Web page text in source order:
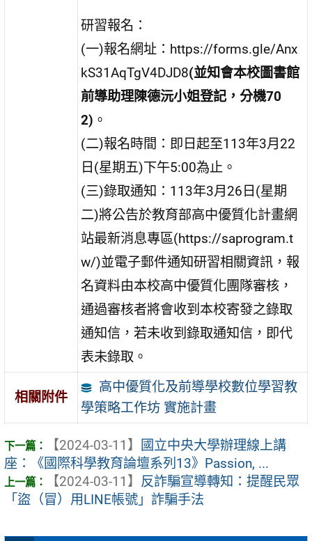
研習報名：
(一)報名網址：https://forms.gle/Anx
kS31AqTgV4DJD8(並知會本校圖書館
前導助理陳德沅小姐登記，分機70
2) 。
(二)報名時間：即日起至113年3月22
日(星期五)下午5:00為止。
(三)錄取通知：113年3月26日(星期
二)將公告於教育部高中優質化計畫網
站最新消息專區(https://saprogram.t
w/)並電子郵件通知研習相關資訊，報
名資料由本校高中優質化團隊審核，
通過審核者將會收到本校寄發之錄取
通知信，若未收到錄取通知信，即代
表未錄取。
相關附件
高中優質化及前導學校數位學習教
學策略工作坊 實施計畫
【2024-03-11】
國立中央大學辦理線上講
座：《國際科學教育論壇系列13》Passion, ...
【2024-03-11】 反詐騙宣導轉知：提醒民眾
「盜（冒）用LINE帳號」詐騙手法